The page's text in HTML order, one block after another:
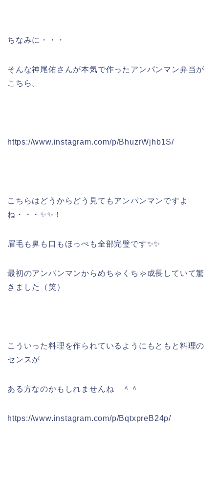
ちなみに・・・
そんな神尾佑さんが本気で作ったアンパンマン弁当が
こちら。
https://www.instagram.com/p/BhuzrWjhb1S/
こちらはどうからどう見てもアンパンマンですよ
ね・・・✨✨！
眉毛も鼻も口もほっぺも全部完璧です✨✨
最初のアンパンマンからめちゃくちゃ成長していて驚
きました（笑）
こういった料理を作られているようにもともと料理の
センスが
ある方なのかもしれませんね ＾＾
https://www.instagram.com/p/BqtxpreB24p/